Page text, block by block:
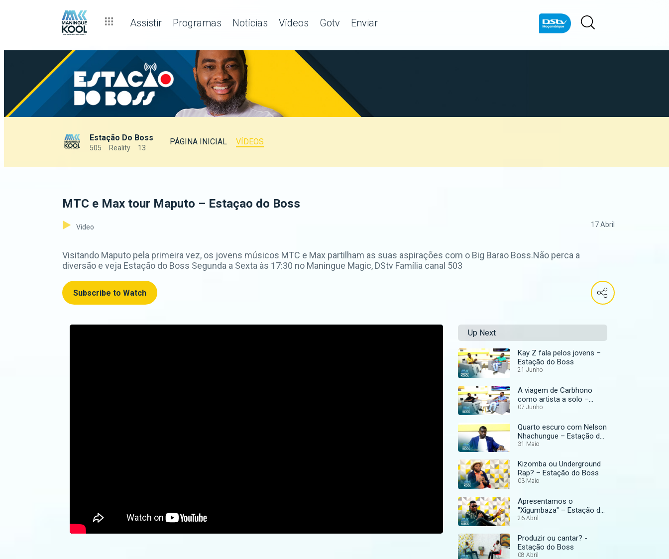
Assistir Programas Notícias Vídeos Gotv Enviar
Estação Do Boss
505 Reality 13
PÁGINA INICIAL VÍDEOS
MTC e Max tour Maputo – Estaçao do Boss
Video 17 Abril
Visitando Maputo pela primeira vez, os jovens músicos MTC e Max partilham as suas aspirações com o Big Barao Boss.Não perca a
diversão e veja Estação do Boss Segunda a Sexta às 17:30 no Maningue Magic, DStv Família canal 503
Subscribe to Watch
Up Next
Kay Z fala pelos jovens –
Estação do Boss
21 Junho
A viagem de Carbhono
como artista a solo –
Estação do Boss
07 Junho
Quarto escuro com Nelson
Nhachungue – Estação do
Boss
31 Maio
Kizomba ou Underground
Rap? – Estação do Boss
03 Maio
Apresentamos o
"Xigumbaza" – Estação do
Boss
26 Abril
Produzir ou cantar? -
Estação do Boss
08 Abril